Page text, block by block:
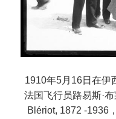
1910年5月16日在伊
法国飞行员路易斯·
Blériot, 1872 -1936